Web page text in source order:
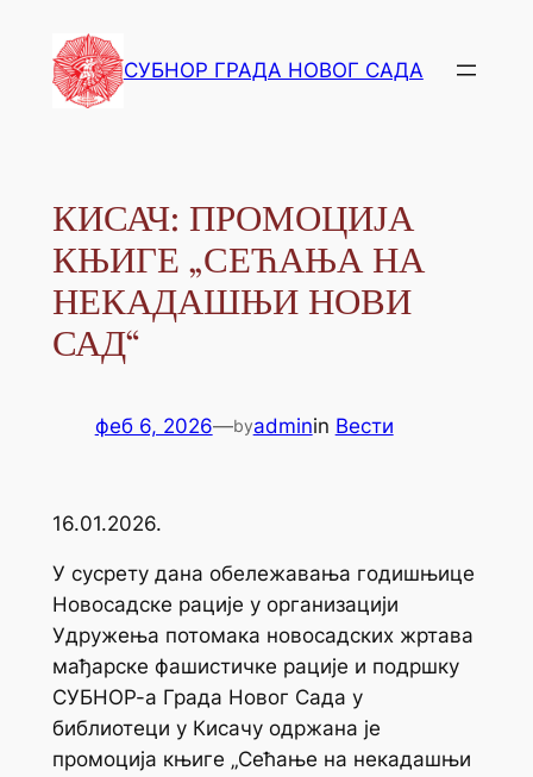
СУБНОР ГРАДА НОВОГ САДА
КИСАЧ: ПРОМОЦИЈА
КЊИГЕ „СЕЋАЊА НА
НЕКАДАШЊИ НОВИ
САД“
феб 6, 2026—byadminin Вести
16.01.2026.
У сусрету дана обележавања годишњице
Новосадске рације у организацији
Удружења потомака новосадских жртава
мађарске фашистичке рације и подршку
СУБНОР-а Града Новог Сада у
библиотеци у Кисачу одржана је
промоција књиге „Сећање на некадашњи